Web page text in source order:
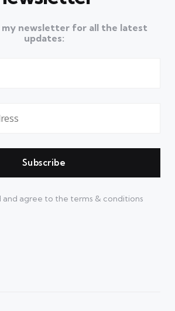
my newsletter for all the latest
updates:
and agree to the terms & conditions